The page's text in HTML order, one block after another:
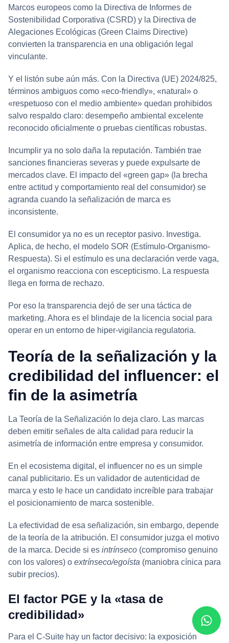
Marcos europeos como la Directiva de Informes de
Sostenibilidad Corporativa (CSRD) y la Directiva de
Alegaciones Ecológicas (Green Claims Directive)
convierten la transparencia en una obligación legal
vinculante.
Y el listón sube aún más. Con la Directiva (UE) 2024/825,
términos ambiguos como «eco-friendly», «natural» o
«respetuoso con el medio ambiente» quedan prohibidos
salvo respaldo claro: desempeño ambiental excelente
reconocido oficialmente o pruebas científicas robustas.
Incumplir ya no solo daña la reputación. También trae
sanciones financieras severas y puede expulsarte de
mercados clave. El impacto del «green gap» (la brecha
entre actitud y comportamiento real del consumidor) se
agranda cuando la señalización de marca es
inconsistente.
El consumidor ya no es un receptor pasivo. Investiga.
Aplica, de hecho, el modelo SOR (Estímulo-Organismo-
Respuesta). Si el estímulo es una declaración verde vaga,
el organismo reacciona con escepticismo. La respuesta
llega en forma de rechazo.
Por eso la transparencia dejó de ser una táctica de
marketing. Ahora es el blindaje de la licencia social para
operar en un entorno de hiper-vigilancia regulatoria.
Teoría de la señalización y la
credibilidad del influencer: el
fin de la asimetría
La Teoría de la Señalización lo deja claro. Las marcas
deben emitir señales de alta calidad para reducir la
asimetría de información entre empresa y consumidor.
En el ecosistema digital, el influencer no es un simple
canal publicitario. Es un validador de autenticidad de
marca y esto le hace un candidato increíble para trabajar
el posicionamiento de marca sostenible.
La efectividad de esa señalización, sin embargo, depende
de la teoría de la atribución. El consumidor juzga el motivo
de la marca. Decide si es intrínseco (compromiso genuino
con los valores) o extrínseco/egoísta (maniobra cínica para
subir precios).
El factor PGE y la «tasa de
credibilidad»
Para el C-Suite hay un factor decisivo: la exposición